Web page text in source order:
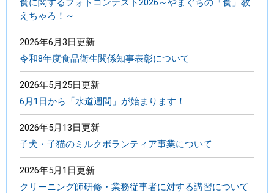
食に関するフォトコンテスト2026～やまぐちの「食」教
えちゃろ！～
2026年6月3日更新
令和8年度食品衛生関係知事表彰について
2026年5月25日更新
6月1日から「水道週間」が始まります！
2026年5月13日更新
子犬・子猫のミルクボランティア事業について
2026年5月1日更新
クリーニング師研修・業務従事者に対する講習について